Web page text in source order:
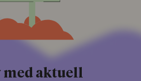
med aktuell